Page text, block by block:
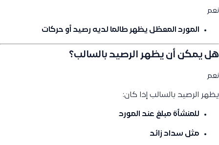
نعم
المورد المعطّل يظهر طالما لديه رصيد أو حركات
هل يمكن أن يظهر الرصيد بالسالب؟
نعم
يظهر الرصيد بالسالب إذا كان:
للمنشأة مبلغ عند المورد
مثل سداد زائد